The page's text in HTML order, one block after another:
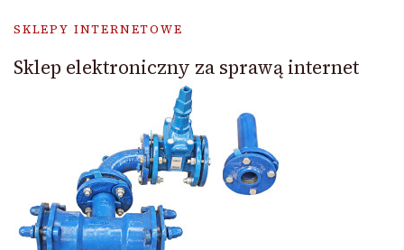
SKLEPY INTERNETOWE
Sklep elektroniczny za sprawą internet